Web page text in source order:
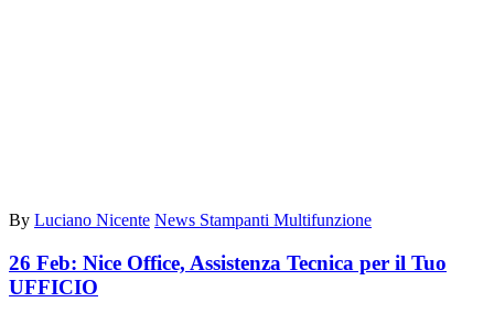
By Luciano Nicente News Stampanti Multifunzione
26 Feb: Nice Office, Assistenza Tecnica per il Tuo
UFFICIO